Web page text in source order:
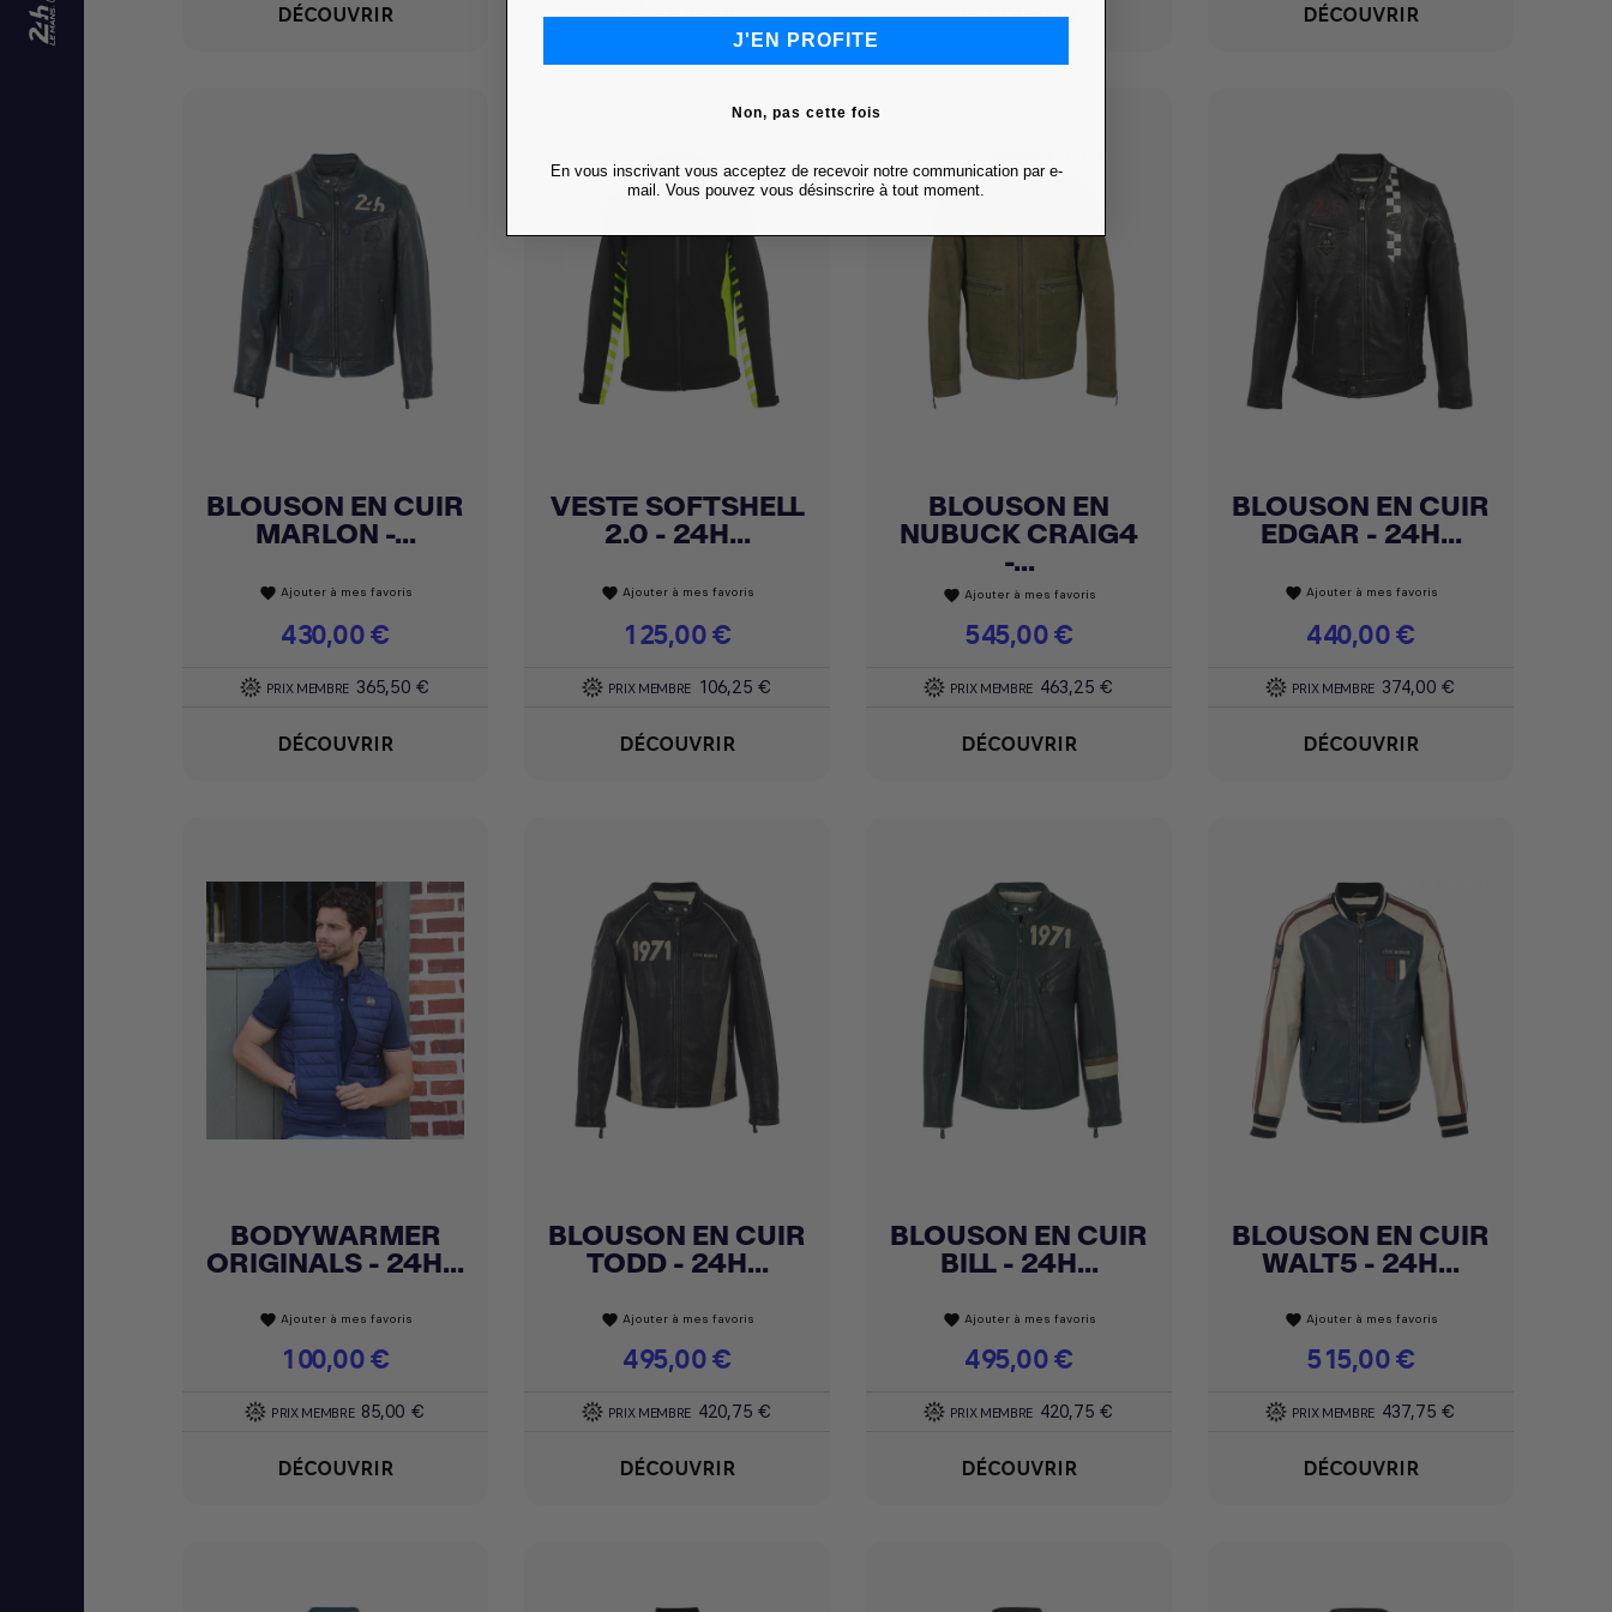
DÉCOUVRIR DÉCOUVRIR DÉCOUVRIR DÉCOUVRIR
 Achat express
BLOUSON EN CUIR
MARLON -...
favorite Ajouter à mes favoris
Prix
430,00 €
PRIX MEMBRE 365,50 €
DÉCOUVRIR
Achat express
VESTE SOFTSHELL
2.0 - 24H...
favorite Ajouter à mes favoris
Prix
125,00 €
PRIX MEMBRE 106,25 €
DÉCOUVRIR
 Achat express
BLOUSON EN
NUBUCK CRAIG4
-...
favorite Ajouter à mes favoris
Prix
545,00 €
PRIX MEMBRE 463,25 €
DÉCOUVRIR
 Achat express
BLOUSON EN CUIR
EDGAR - 24H...
favorite Ajouter à mes favoris
Prix
440,00 €
PRIX MEMBRE 374,00 €
DÉCOUVRIR
 Achat express
BODYWARMER
ORIGINALS - 24H...
favorite Ajouter à mes favoris
Prix
100,00 €
PRIX MEMBRE 85,00 €
DÉCOUVRIR
 Achat express
BLOUSON EN CUIR
TODD - 24H...
favorite Ajouter à mes favoris
Prix
495,00 €
PRIX MEMBRE 420,75 €
DÉCOUVRIR
 Achat express
BLOUSON EN CUIR
BILL - 24H...
favorite Ajouter à mes favoris
Prix
495,00 €
PRIX MEMBRE 420,75 €
DÉCOUVRIR
 Achat express
BLOUSON EN CUIR
WALT5 - 24H...
favorite Ajouter à mes favoris
Prix
515,00 €
PRIX MEMBRE 437,75 €
DÉCOUVRIR
J'EN PROFITE
Non, pas cette fois
En vous inscrivant vous acceptez de recevoir notre communication par e-
mail. Vous pouvez vous désinscrire à tout moment.